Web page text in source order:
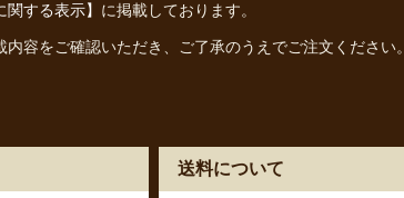
関する表示】 に掲載しております。
内容をご確認いただき、ご了承のうえでご注文ください。
送料について